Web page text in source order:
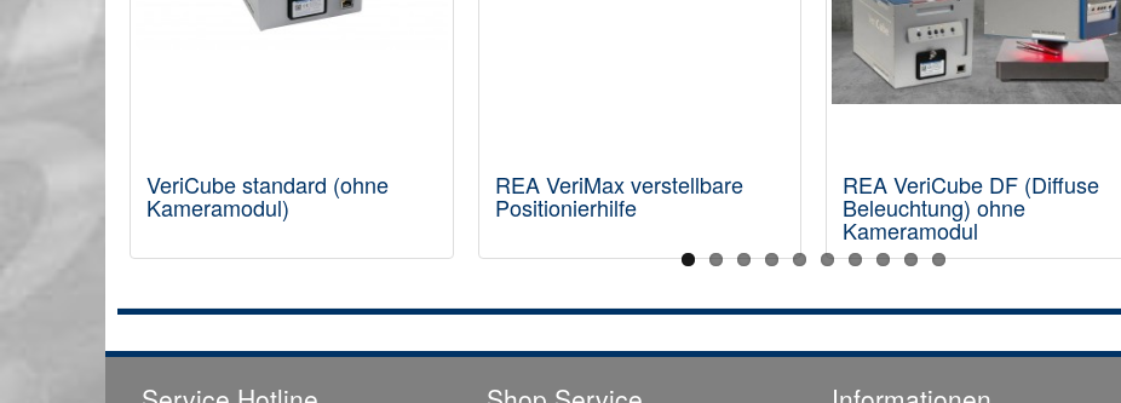
VeriCube standard (ohne
Kameramodul)
REA VeriMax verstellbare
Positionierhilfe
REA VeriCube DF (Diffuse
Beleuchtung) ohne
Kameramodul